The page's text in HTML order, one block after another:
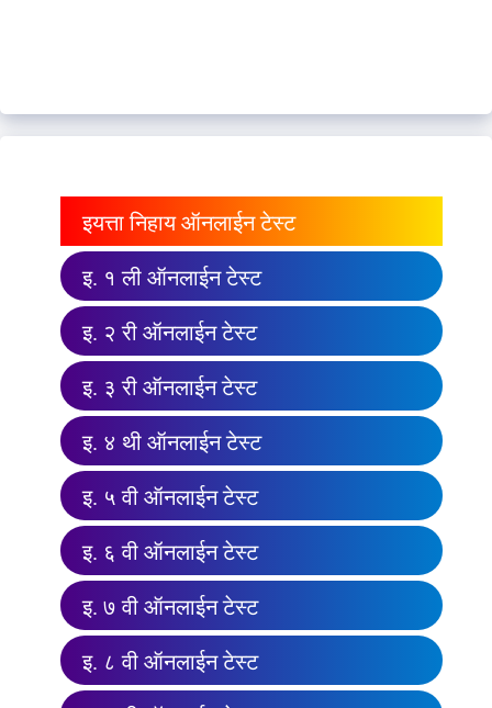
इयत्ता निहाय ऑनलाईन टेस्ट
इ. १ ली ऑनलाईन टेस्ट
इ. २ री ऑनलाईन टेस्ट
इ. ३ री ऑनलाईन टेस्ट
इ. ४ थी ऑनलाईन टेस्ट
इ. ५ वी ऑनलाईन टेस्ट
इ. ६ वी ऑनलाईन टेस्ट
इ. ७ वी ऑनलाईन टेस्ट
इ. ८ वी ऑनलाईन टेस्ट